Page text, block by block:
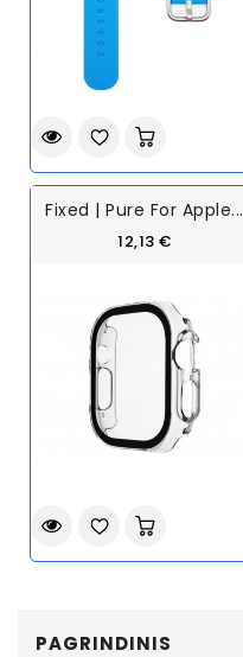
Fixed | Pure For Apple...
12,13 €
PAGRINDINIS